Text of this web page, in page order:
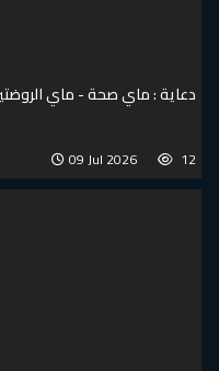
دعاية : ماي صحة - ماي الروضتين
12
09 Jul 2026